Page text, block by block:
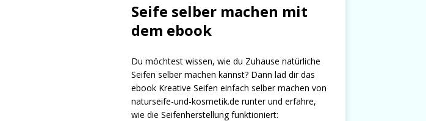
Seife selber machen mit
dem ebook
Du möchtest wissen, wie du Zuhause natürliche
Seifen selber machen kannst? Dann lad dir das
ebook Kreative Seifen einfach selber machen von
naturseife-und-kosmetik.de runter und erfahre,
wie die Seifenherstellung funktioniert: